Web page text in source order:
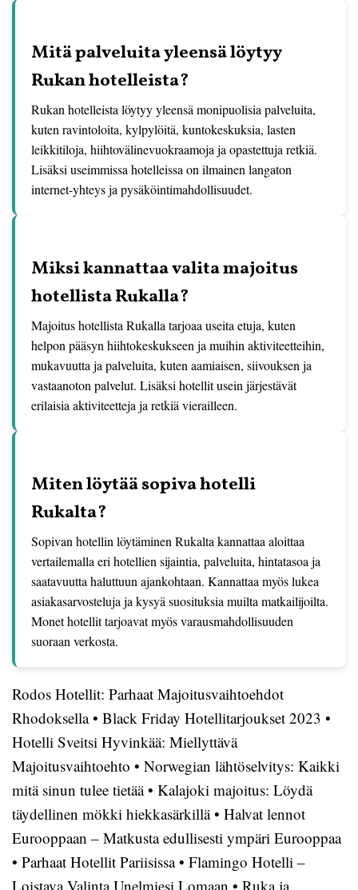
Mitä palveluita yleensä löytyy
Rukan hotelleista?
Rukan hotelleista löytyy yleensä monipuolisia palveluita,
kuten ravintoloita, kylpylöitä, kuntokeskuksia, lasten
leikkitiloja, hiihtovälinevuokraamoja ja opastettuja retkiä.
Lisäksi useimmissa hotelleissa on ilmainen langaton
internet-yhteys ja pysäköintimahdollisuudet.
Miksi kannattaa valita majoitus
hotellista Rukalla?
Majoitus hotellista Rukalla tarjoaa useita etuja, kuten
helpon pääsyn hiihtokeskukseen ja muihin aktiviteetteihin,
mukavuutta ja palveluita, kuten aamiaisen, siivouksen ja
vastaanoton palvelut. Lisäksi hotellit usein järjestävät
erilaisia aktiviteetteja ja retkiä vierailleen.
Miten löytää sopiva hotelli
Rukalta?
Sopivan hotellin löytäminen Rukalta kannattaa aloittaa
vertailemalla eri hotellien sijaintia, palveluita, hintatasoa ja
saatavuutta haluttuun ajankohtaan. Kannattaa myös lukea
asiakasarvosteluja ja kysyä suosituksia muilta matkailijoilta.
Monet hotellit tarjoavat myös varausmahdollisuuden
suoraan verkosta.
Rodos Hotellit: Parhaat Majoitusvaihtoehdot
Rhodoksella• Black Friday Hotellitarjoukset 2023 •
Hotelli Sveitsi Hyvinkää: Miellyttävä
Majoitusvaihtoehto • Norwegian lähtöselvitys: Kaikki
mitä sinun tulee tietää• Kalajoki majoitus: Löydä
täydellinen mökki hiekkasärkillä• Halvat lennot
Eurooppaan – Matkusta edullisesti ympäri Eurooppaa
• Parhaat Hotellit Pariisissa• Flamingo Hotelli –
Loistava Valinta Unelmiesi Lomaan • Ruka ja